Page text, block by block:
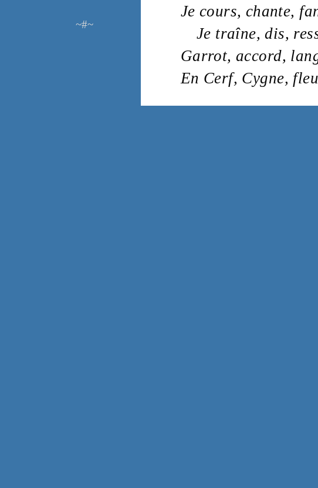
~#~
Je cours, chante,
Je traîne, dis,
Garrot,accord,
En Cerf, Cygne,